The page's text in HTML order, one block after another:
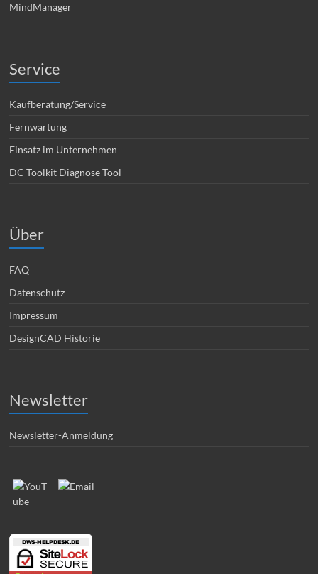
MindManager
Service
Kaufberatung/Service
Fernwartung
Einsatz im Unternehmen
DC Toolkit Diagnose Tool
Über
FAQ
Datenschutz
Impressum
DesignCAD Historie
Newsletter
Newsletter-Anmeldung